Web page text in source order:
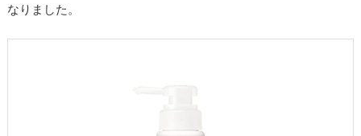
なりました。